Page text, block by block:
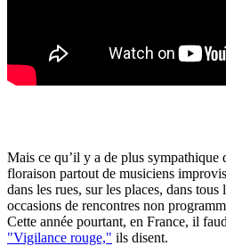
Mais ce qu’il y a de plus sympathique
floraison partout de musiciens
dans les rues, sur les places, dans
occasions de rencontres non
Cette année pourtant, en France, il
"Vigilance rouge," ils disent.